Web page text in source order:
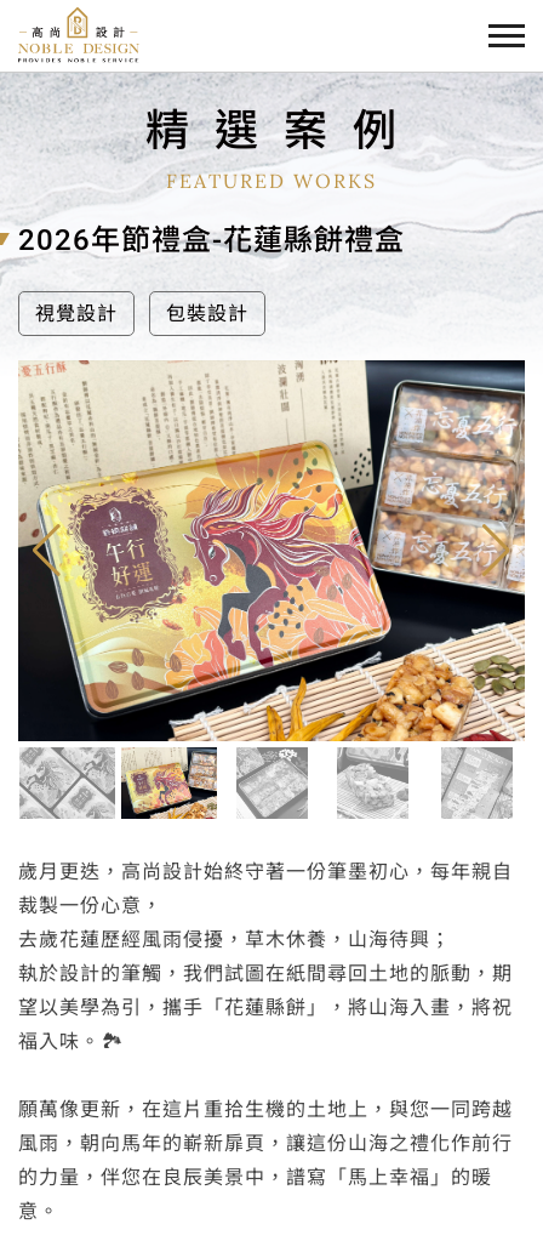
精 選 案 例
FEATURED WORKS
2026年節禮盒-花蓮縣餅禮盒
視覺設計 包裝設計
歲月更迭，高尚設計始終守著一份筆墨初心，每年親自
裁製一份心意，
去歲花蓮歷經風雨侵擾，草木休養，山海待興；
執於設計的筆觸，我們試圖在紙間尋回土地的脈動，期
望以美學為引，攜手「花蓮縣餅」，將山海入畫，將祝
福入味。🏞️
願萬像更新，在這片重拾生機的土地上，與您一同跨越
風雨，朝向馬年的嶄新扉頁，讓這份山海之禮化作前行
的力量，伴您在良辰美景中，譜寫「馬上幸福」的暖
意。